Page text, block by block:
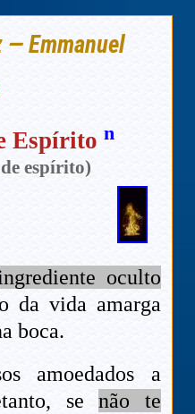
— Emmanuel
Espírito n
espírito)
oculto
da vida amarga
boca.
amoedados a
senão te